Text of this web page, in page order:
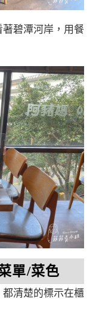
碧潭河岸，用餐
單/菜色
清楚的標示在櫃